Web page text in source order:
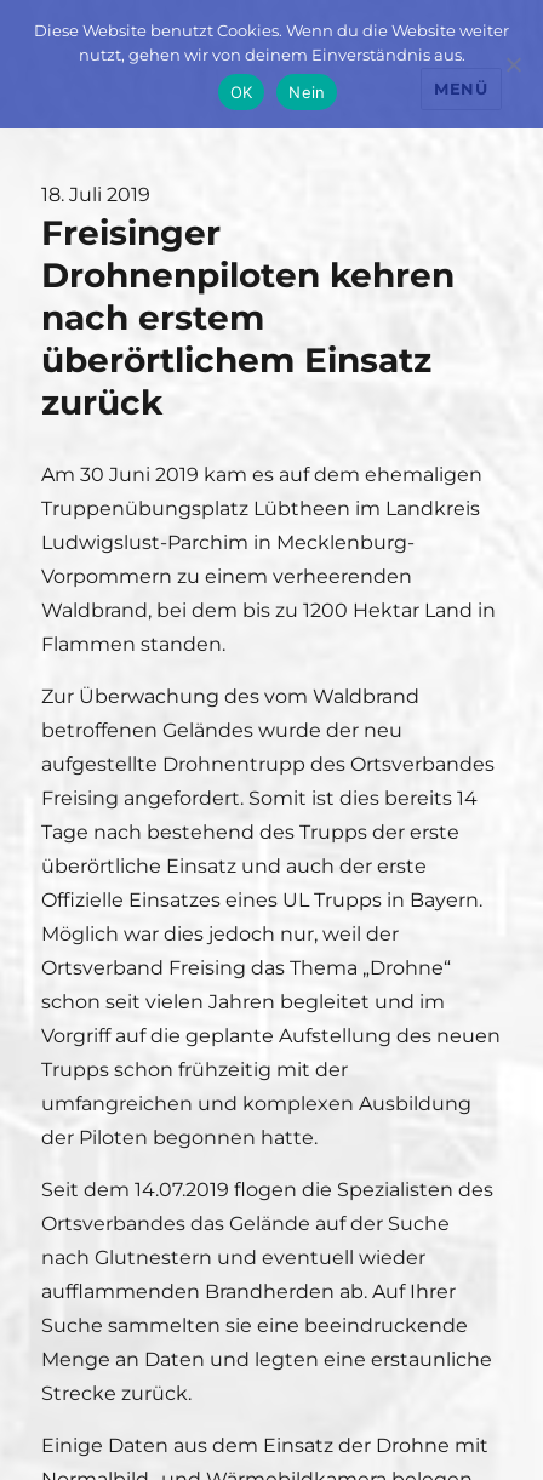
MENÜ
Veröffentlicht
am
18. Juli 2019
Freisinger
Drohnenpiloten kehren
nach erstem
überörtlichem Einsatz
zurück
Am 30 Juni 2019 kam es auf dem ehemaligen
Truppenübungsplatz Lübtheen im Landkreis
Ludwigslust-Parchim in Mecklenburg-
Vorpommern zu einem verheerenden
Waldbrand, bei dem bis zu 1200 Hektar Land in
Flammen standen.
Zur Überwachung des vom Waldbrand
betroffenen Geländes wurde der neu
aufgestellte Drohnentrupp des Ortsverbandes
Freising angefordert. Somit ist dies bereits 14
Tage nach bestehend des Trupps der erste
überörtliche Einsatz und auch der erste
Offizielle Einsatzes eines UL Trupps in Bayern.
Möglich war dies jedoch nur, weil der
Ortsverband Freising das Thema „Drohne“
schon seit vielen Jahren begleitet und im
Vorgriff auf die geplante Aufstellung des neuen
Trupps schon frühzeitig mit der
umfangreichen und komplexen Ausbildung
der Piloten begonnen hatte.
Seit dem 14.07.2019 flogen die Spezialisten des
Ortsverbandes das Gelände auf der Suche
nach Glutnestern und eventuell wieder
aufflammenden Brandherden ab. Auf Ihrer
Suche sammelten sie eine beeindruckende
Menge an Daten und legten eine erstaunliche
Strecke zurück.
Einige Daten aus dem Einsatz der Drohne mit
Diese Website benutzt Cookies. Wenn du die Website weiter
nutzt, gehen wir von deinem Einverständnis aus.
OK
Nein